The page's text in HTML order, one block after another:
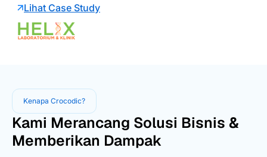
Lihat Case Study
Kenapa Crocodic?
Kami Merancang Solusi Bisnis &
Memberikan Dampak